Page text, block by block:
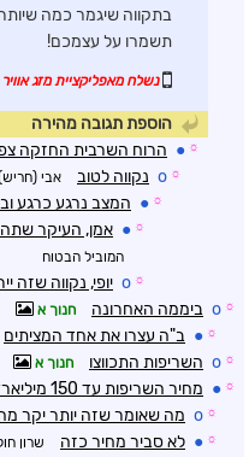
בתקווה שיגמר כמה
תשמרו על עצמכם!
נשלח מאפליקציית מזג אוויר
הוספת תגובה מהירה
☼
● הרוח השרבית החזקה
☼
o נקווה לטוב אבי
☼
● המצב נרגע כרגע
☼
● אמן, העיקר
המוביל הבטוח
☼
o יופי, נקווה שזה
☼
o ביממה האחרונה חנוך א
☼
● ב"ה עצרו את אחד המציתים
☼
o השריפות התכווצו חנוך א
☼
● מחיר השריפות עד 150 מיליארד דולר
☼
o מה שאומר שזה יותר יקר
☼
● לא סביר מחיר כזה שרון